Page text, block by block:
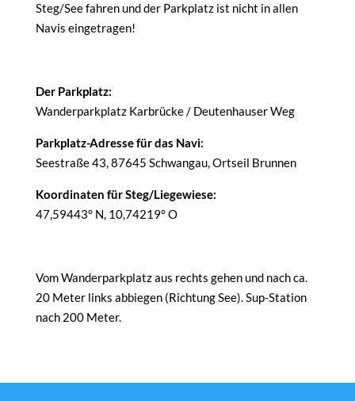
Steg/See fahren und der Parkplatz ist nicht in allen
Navis eingetragen!
Der Parkplatz:
Wanderparkplatz Karbrücke / Deutenhauser Weg
Parkplatz-Adresse für das Navi:
Seestraße 43, 87645 Schwangau, Ortseil Brunnen
Koordinaten für Steg/Liegewiese:
47,59443° N, 10,74219° O
Vom Wanderparkplatz aus rechts gehen und nach ca.
20 Meter links abbiegen (Richtung See). Sup-Station
nach 200 Meter.